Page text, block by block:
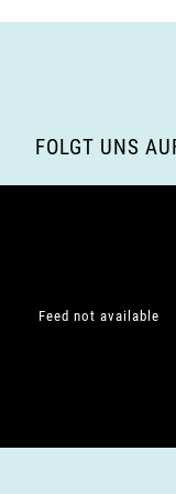
FOLGT UNS
Feed not available